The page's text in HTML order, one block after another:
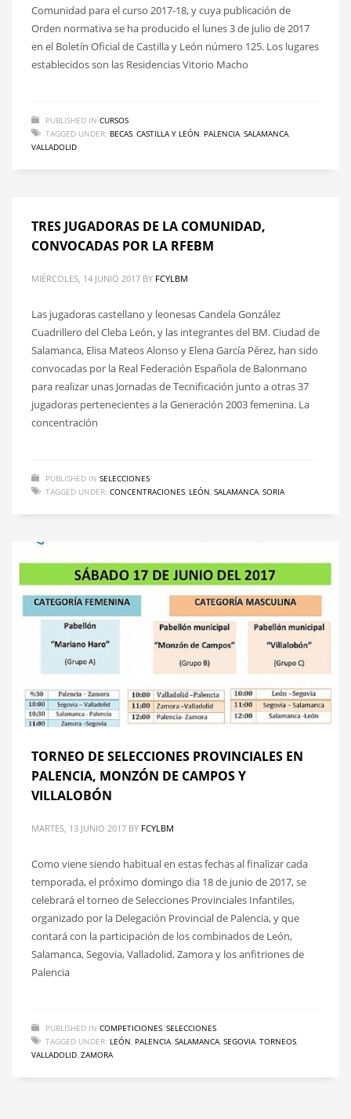
Comunidad para el curso 2017-18, y cuya publicación de
Orden normativa se ha producido el lunes 3 de julio de 2017
en el Boletín Oficial de Castilla y León número 125. Los lugares
establecidos son las Residencias Vitorio Macho
PUBLISHED IN CURSOS
TAGGED UNDER: BECAS CASTILLA Y LEÓN PALENCIA SALAMANCA
VALLADOLID
TRES JUGADORAS DE LA COMUNIDAD,
CONVOCADAS POR LA RFEBM
MIÉRCOLES, 14 JUNIO 2017 BY FCYLBM
Las jugadoras castellano y leonesas Candela González
Cuadrillero del Cleba León, y las integrantes del BM. Ciudad de
Salamanca, Elisa Mateos Alonso y Elena García Pérez, han sido
convocadas por la Real Federación Española de Balonmano
para realizar unas Jornadas de Tecnificación junto a otras 37
jugadoras pertenecientes a la Generación 2003 femenina. La
concentración
PUBLISHED IN SELECCIONES
TAGGED UNDER: CONCENTRACIONES LEÓN SALAMANCA SORIA
TORNEO DE SELECCIONES PROVINCIALES EN
PALENCIA, MONZÓN DE CAMPOS Y
VILLALOBÓN
MARTES, 13 JUNIO 2017 BY FCYLBM
Como viene siendo habitual en estas fechas al finalizar cada
temporada, el próximo domingo dia 18 de junio de 2017, se
celebrará el torneo de Selecciones Provinciales Infantiles,
organizado por la Delegación Provincial de Palencia, y que
contará con la participación de los combinados de León,
Salamanca, Segovia, Valladolid, Zamora y los anfitriones de
Palencia
PUBLISHED IN COMPETICIONES SELECCIONES
TAGGED UNDER: LEÓN PALENCIA SALAMANCA SEGOVIA TORNEOS
VALLADOLID ZAMORA